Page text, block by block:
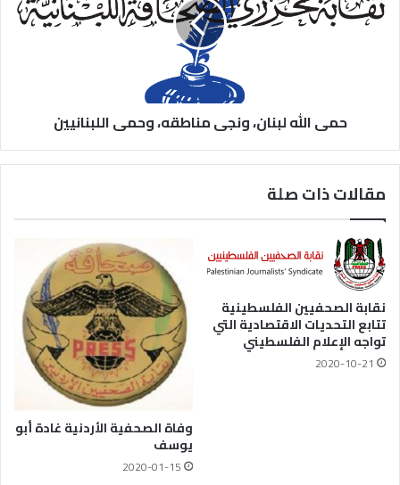
حمى الله لبنان، ونجى مناطقه، وحمى اللبنانيين
مقالات ذات صلة
نقابة الصحفيين الفلسطينية
تتابع التحديات الاقتصادية التي
تواجه الإعلام الفلسطيني
2020-10-21
وفاة الصحفية الأردنية غادة أبو
يوسف
2020-01-15